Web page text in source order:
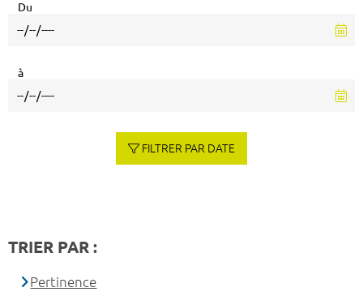
Du
à
FILTRER PAR DATE
TRIER PAR :
Pertinence